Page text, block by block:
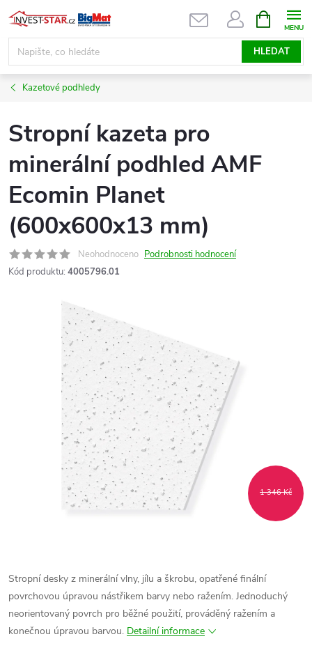
Přejít
na
obsah
HLEDAT
NÁKUPNÍ
KOŠÍK
Kazetové podhledy
Stropní kazeta pro
minerální podhled AMF
Ecomin Planet
(600x600x13 mm)
Neohodnoceno Podrobnosti hodnocení
Kód produktu: 4005796.01
1 346 Kč
Stropní desky z minerální vlny, jílu a škrobu, opatřené finální
povrchovou úpravou nástřikem barvy nebo ražením. Jednoduchý
neorientovaný povrch pro běžné použití, prováděný ražením a
konečnou úpravou barvou. Detailní informace